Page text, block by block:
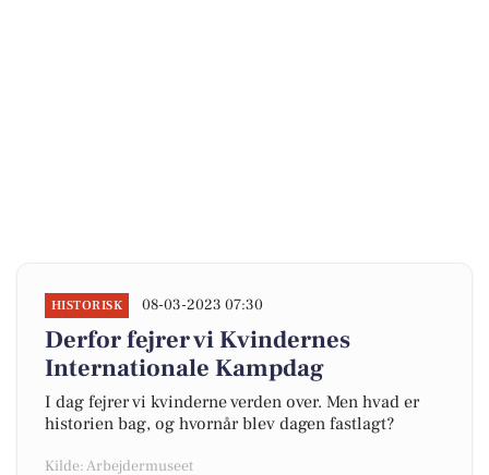
HISTORISK 08-03-2023 07:30
Derfor fejrer vi Kvindernes
Internationale Kampdag
I dag fejrer vi kvinderne verden over. Men hvad er
historien bag, og hvornår blev dagen fastlagt?
Kilde: Arbejdermuseet